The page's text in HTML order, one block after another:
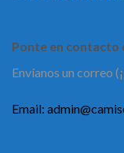
Ponte en contacto
Envíanos un correo
Email: